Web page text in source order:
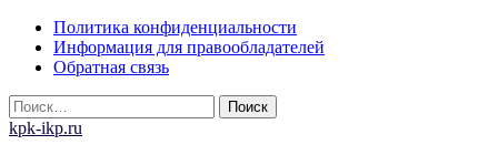
Skip
content
Политика конфиденциальности
Информация для правообладателей
Обратная связь
Найти:
kpk-ikp.ru